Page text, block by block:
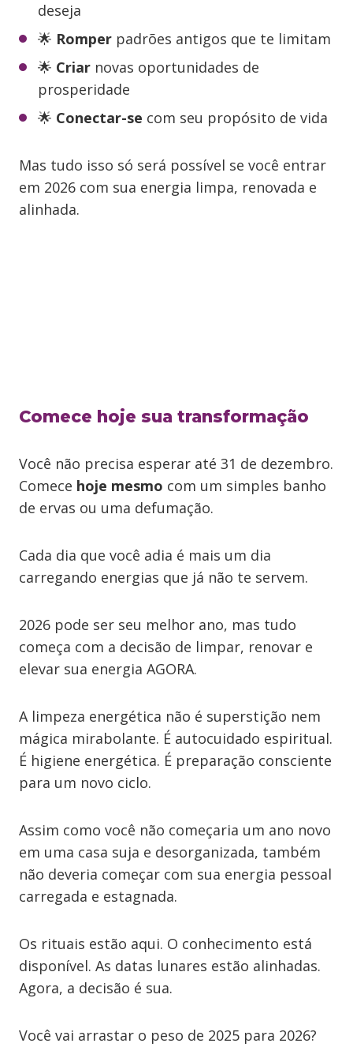
deseja
🌟 Romper padrões antigos que te limitam
🌟 Criar novas oportunidades de
prosperidade
🌟 Conectar-se com seu propósito de vida
Mas tudo isso só será possível se você entrar
em 2026 com sua energia limpa, renovada e
alinhada.
Comece hoje sua transformação
Você não precisa esperar até 31 de dezembro.
Comece hoje mesmo com um simples banho
de ervas ou uma defumação.
Cada dia que você adia é mais um dia
carregando energias que já não te servem.
2026 pode ser seu melhor ano, mas tudo
começa com a decisão de limpar, renovar e
elevar sua energia AGORA.
A limpeza energética não é superstição nem
mágica mirabolante. É autocuidado espiritual.
É higiene energética. É preparação consciente
para um novo ciclo.
Assim como você não começaria um ano novo
em uma casa suja e desorganizada, também
não deveria começar com sua energia pessoal
carregada e estagnada.
Os rituais estão aqui. O conhecimento está
disponível. As datas lunares estão alinhadas.
Agora, a decisão é sua.
Você vai arrastar o peso de 2025 para 2026?